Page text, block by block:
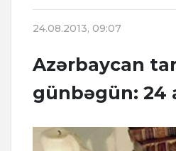
24.08.2013, 09:07
Azərbaycan
günbəgün: 24